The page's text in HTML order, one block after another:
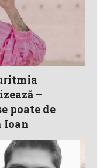
–
poate de
Ioan